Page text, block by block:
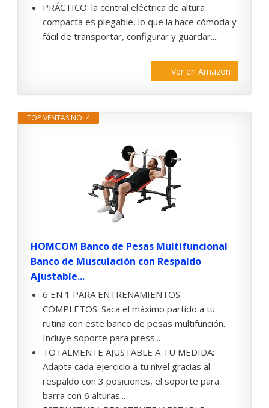
PRÁCTICO: la central eléctrica de altura
compacta es plegable, lo que la hace cómoda y
fácil de transportar, configurar y guardar....
Ver en Amazon
TOP VENTAS NO. 4
HOMCOM Banco de Pesas Multifuncional
Banco de Musculación con Respaldo
Ajustable...
6 EN 1 PARA ENTRENAMIENTOS
COMPLETOS: Saca el máximo partido a tu
rutina con este banco de pesas multifunción.
Incluye soporte para press...
TOTALMENTE AJUSTABLE A TU MEDIDA:
Adapta cada ejercicio a tu nivel gracias al
respaldo con 3 posiciones, el soporte para
barra con 6 alturas...